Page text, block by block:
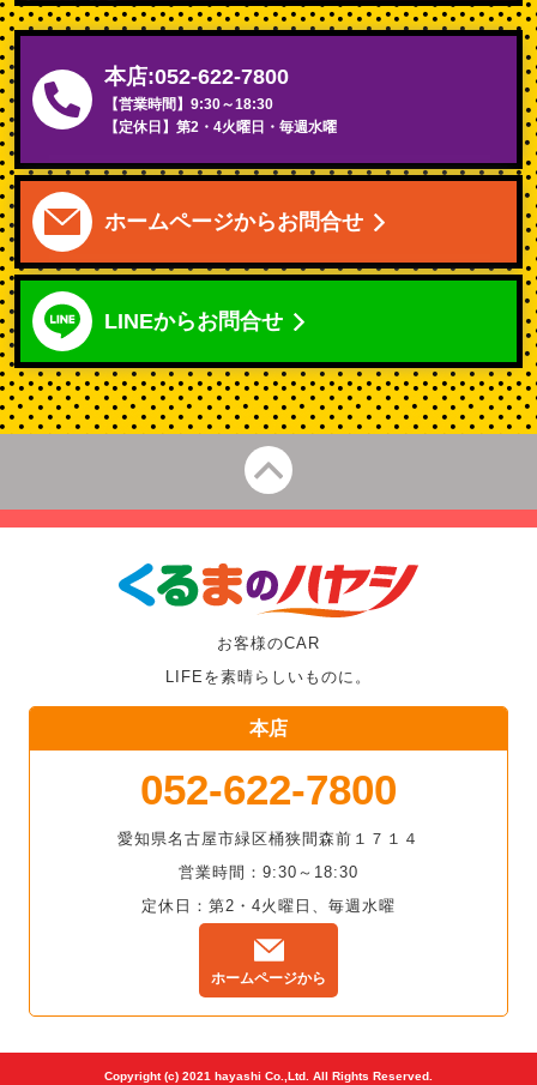
本店:052-622-7800
【営業時間】9:30～18:30
【定休日】第2・4火曜日・毎週水曜
ホームページからお問合せ
LINEからお問合せ
お客様のCAR
LIFEを素晴らしいものに。
本店
052-622-7800
愛知県名古屋市緑区桶狭間森前１７１４
営業時間：9:30～18:30
定休日：第2・4火曜日、毎週水曜
ホームページから
Copyright (c) 2021 hayashi Co.,Ltd. All Rights Reserved.